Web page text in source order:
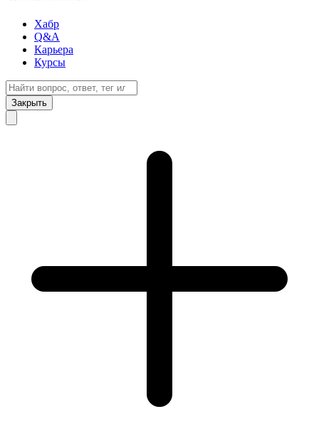
Хабр
Q&A
Карьера
Курсы
Закрыть